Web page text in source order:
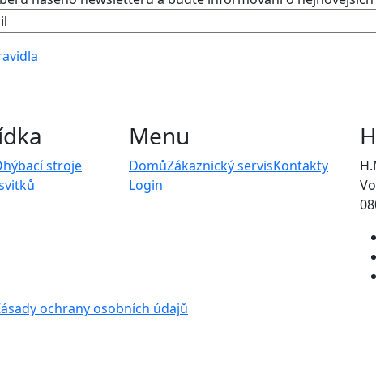
stroje
Menu
DomůZákaznický servisKontakty
Login
ochrany osobních údajů